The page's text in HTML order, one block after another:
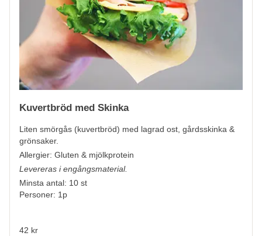
Kuvertbröd med Skinka
Liten smörgås (kuvertbröd) med lagrad ost, gårdsskinka &
grönsaker.
Allergier: Gluten & mjölkprotein
Levereras i engångsmaterial.
Minsta antal: 10 st
Personer: 1p
42 kr